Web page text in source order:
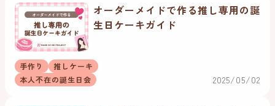
オーダーメイドで作る推し専用の誕
生日ケーキガイド
手作り
推しケーキ
本人不在の誕生日会
2025/05/02